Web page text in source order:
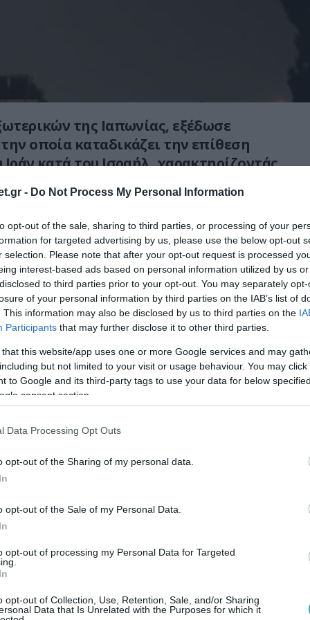
- Do Not Process My Personal Information
opt-out of the sale, sharing to third parties, or processing of your
for targeted advertising by us, please use the below opt-out
selection. Please note that after your opt-out request is processed
interest-based ads based on personal information utilized by us
to third parties prior to your opt-out. You may separately
of your personal information by third parties on the IAB’s list of
This information may also be disclosed by us to third parties on the
Participants that may further disclose it to other third parties.
that this website/app uses one or more Google services and may
but not limited to your visit or usage behaviour. You may
to Google and its third-party tags to use your data for below
consent section.
Data Processing Opt Outs
opt-out of the Sharing of my personal data.
opt-out of the Sale of my Personal Data.
opt-out of processing my Personal Data for Targeted
opt-out of Collection, Use, Retention, Sale, and/or Sharing
Data that Is Unrelated with the Purposes for which it
της Ιαπωνίας, εξέδωσε
οποία καταδικάζει την επίθεση
κατά του Ισραήλ, χαρακτηρίζοντάς
για την κατάσταση.
επιδεινώνει περαιτέρω την τρέχουσα
Μέση Ανατολή. Ανησυχούμε σοβαρά και
την κλιμάκωση αυτή», ανέφερε η
drones που ήταν φορτωμένα με εκρηκτικά
επίθεση της Τεχεράνης κατά περιοχών του
επίθεση αντιποίνων για την επίθεση κατά
στην Συρία για την οποία, η Τεχεράνη
περιφερειακή σύγκρουση.
ΙΡΑΝ ΙΣΡΑΗΛ
ΑΡΘΡΟ